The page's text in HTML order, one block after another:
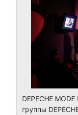
DEPECHE
группы